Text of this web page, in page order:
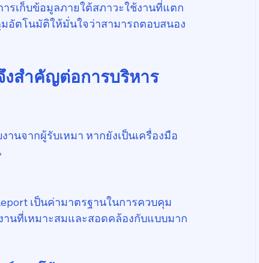
รเก็บข้อมูลภายใต้สภาวะใช้งานที่แตก
อัตโนมัติให้มั่นใจว่าสามารถตอบสนอง
งสำคัญต่อการบริหาร
นจากผู้รับเหมา หากยังเป็นเครื่องมือ
เป็นค่ามาตรฐานในการควบคุม
นที่เหมาะสมและสอดคล้องกับแบบมาก